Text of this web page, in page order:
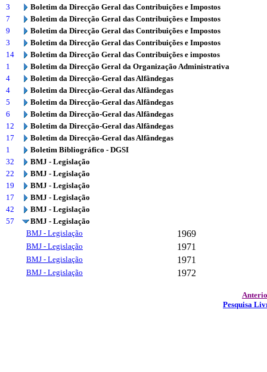
3
Boletim da Direcção Geral das Contribuições e Impostos
7
Boletim da Direcção Geral das Contribuições e Impostos
9
Boletim da Direcção Geral das Contribuições e Impostos
3
Boletim da Direcção Geral das Contribuições e Impostos
14
Boletim da Direcção Geral das Contribuições e impostos
1
Boletim da Direcção Geral da Organização Administrativa
4
Boletim da Direcção-Geral das Alfândegas
4
Boletim da Direcção-Geral das Alfândegas
5
Boletim da Direcção-Geral das Alfândegas
6
Boletim da Direcção-Geral das Alfândegas
12
Boletim da Direcção-Geral das Alfândegas
17
Boletim da Direcção-Geral das Alfândegas
1
Boletim Bibliográfico - DGSI
32
BMJ - Legislação
22
BMJ - Legislação
19
BMJ - Legislação
17
BMJ - Legislação
42
BMJ - Legislação
57
BMJ - Legislação
BMJ - Legislação
1969
BMJ - Legislação 1971
BMJ - Legislação 1971
BMJ - Legislação 1972
Pesquisa